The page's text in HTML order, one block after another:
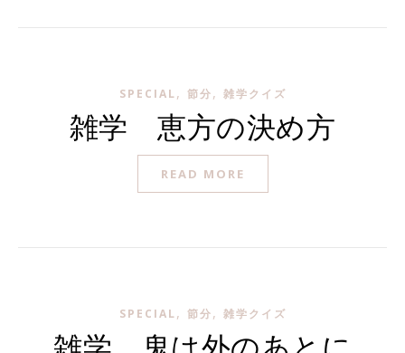
SPECIAL, 節分, 雑学クイズ
雑学 恵方の決め方
READ MORE
SPECIAL, 節分, 雑学クイズ